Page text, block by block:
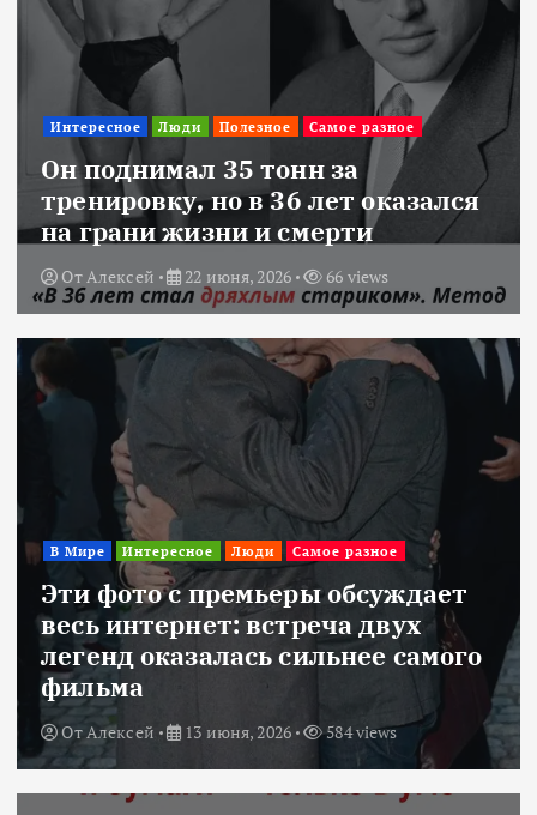
Интересное Люди Полезное Самое разное
Он поднимал 35 тонн за
тренировку, но в 36 лет оказался
на грани жизни и смерти
От Алексей 22 июня, 2026 66 views
В Мире Интересное Люди Самое разное
Эти фото с премьеры обсуждает
весь интернет: встреча двух
легенд оказалась сильнее самого
фильма
От Алексей 13 июня, 2026 584 views